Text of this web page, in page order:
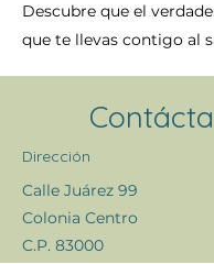
Descubre que el
que te llevas contigo al
Dirección
Calle Juárez 99
Colonia Centro
C.P. 83000